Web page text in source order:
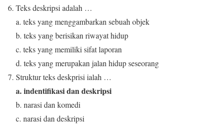
Teks deskripsi adalah …
a. teks yang menggambarkan sebuah objek
b. teks yang berisikan riwayat hidup
c. teks yang memiliki sifat laporan
d. teks yang merupakan jalan hidup seseorang
Struktur teks deskprisi ialah …
a. indentifikasi dan deskripsi
b. narasi dan komedi
c. narasi dan deskripsi